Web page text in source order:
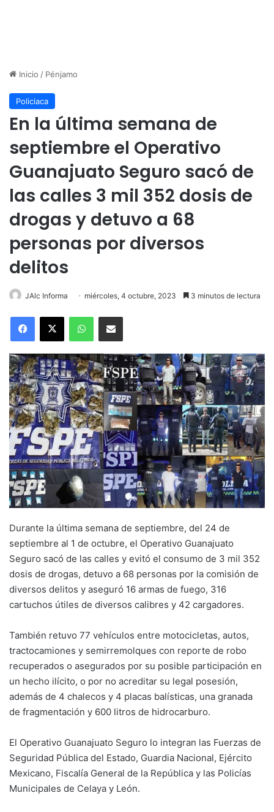
Inicio / Pénjamo
Policiaca
En la última semana de
septiembre el Operativo
Guanajuato Seguro sacó de
las calles 3 mil 352 dosis de
drogas y detuvo a 68
personas por diversos
delitos
JAlc Informa miércoles, 4 octubre, 2023 3 minutos de lectura
Durante la última semana de septiembre, del 24 de
septiembre al 1 de octubre, el Operativo Guanajuato
Seguro sacó de las calles y evitó el consumo de 3 mil 352
dosis de drogas, detuvo a 68 personas por la comisión de
diversos delitos y aseguró 16 armas de fuego, 316
cartuchos útiles de diversos calibres y 42 cargadores.
También retuvo 77 vehículos entre motocicletas, autos,
tractocamiones y semirremolques con reporte de robo
recuperados o asegurados por su posible participación en
un hecho ilícito, o por no acreditar su legal posesión,
además de 4 chalecos y 4 placas balísticas, una granada
de fragmentación y 600 litros de hidrocarburo.
El Operativo Guanajuato Seguro lo integran las Fuerzas de
Seguridad Pública del Estado, Guardia Nacional, Ejército
Mexicano, Fiscalía General de la República y las Policías
Municipales de Celaya y León.